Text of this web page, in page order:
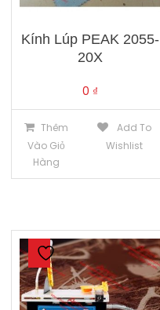
Kính Lúp PEAK 2055-
20X
0 ₫
Thêm
Vào Giỏ
Hàng
Add To
Wishlist